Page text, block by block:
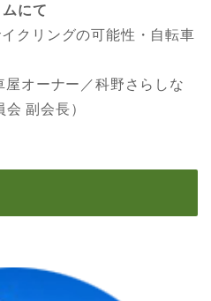
にて
クリングの可能性・自転車
オーナー／科野さらしな
副会長）